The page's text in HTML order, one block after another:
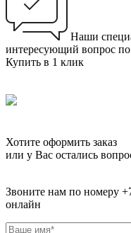
Наши
интересующий вопрос по
Купить в 1 клик
Хотите оформить заказ
или у Вас остались
Звоните нам по номеру
онлайн